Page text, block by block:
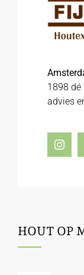
1898
advies
HOUT OP